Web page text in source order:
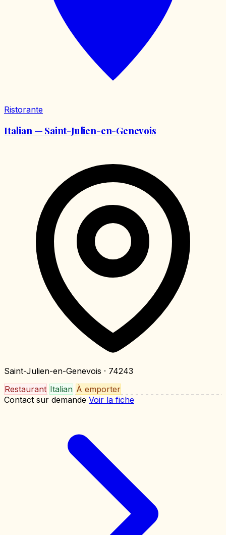
Ristorante
Italian — Saint-Julien-en-Genevois
Saint-Julien-en-Genevois · 74243
Restaurant Italian À emporter
Contact sur demande Voir la fiche